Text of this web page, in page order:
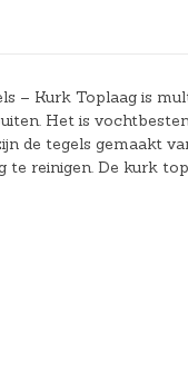
– Kurk Toplaag is
Het is
de tegels gemaakt
te reinigen. De kurk